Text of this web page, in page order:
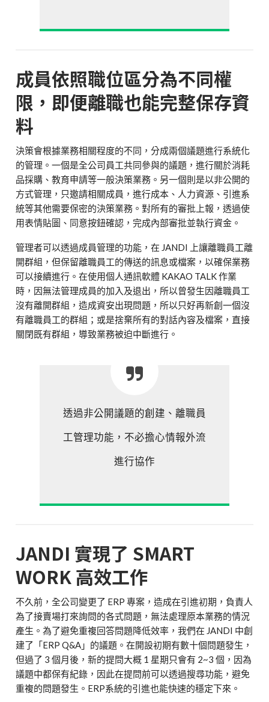
成員依照職位區分為不同權
限，即便離職也能完整保存資
料
決策會根據業務相關程度的不同，分成兩個議題進行系統化
的管理。一個是全公司員工共同參與的議題，進行關於消耗
品採購、教育申請等一般決策業務。另一個則是以非公開的
方式管理，只邀請相關成員，進行成本、人力資源、引進系
統等其他需要保密的決策業務。對所有的審批上報，透過使
用表情貼圖、同意按鈕確認，完成內部審批並執行資金。
管理者可以透過成員管理的功能，在 JANDI 上讓離職員工離
開群組，但保留離職員工的傳送的訊息或檔案，以確保業務
可以接續進行。在使用個人通訊軟體 KAKAO TALK 作業
時，因無法管理成員的加入及退出，所以曾發生因離職員工
沒有離開群組，造成資安出現問題，所以只好再新創一個沒
有離職員工的群組；或是捨棄所有的對話內容及檔案，直接
關閉既有群組，導致業務被迫中斷進行。
透過非公開議題的創建、離職員
工管理功能，不必擔心情報外流
進行協作
JANDI 實現了 SMART
WORK 高效工作
不久前，全公司變更了 ERP 專案，造成在引進初期，負責人
為了接賣場打來詢問的各式問題，無法處理原本業務的情況
產生。為了避免重複回答問題降低效率，我們在 JANDI 中創
建了「ERP Q&A」的議題。在開設初期有數十個問題發生，
但過了 3 個月後，新的提問大概 1 星期只會有 2~3 個，因為
議題中都保有紀錄，因此在提問前可以透過搜尋功能，避免
重複的問題發生。ERP系統的引進也能快速的穩定下來。